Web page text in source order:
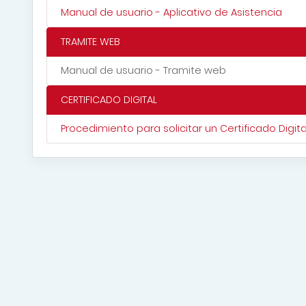
Manual de usuario - Aplicativo de Asistencia
TRAMITE WEB
Manual de usuario - Tramite web
CERTIFICADO DIGITAL
Procedimiento para solicitar un Certificado